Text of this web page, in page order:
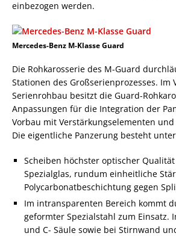
einbezogen werden.
Mercedes-Benz M-Klasse Guard
Die Rohkarosserie des M-Guard
Stationen des Großserienprozesses. Im
Serienrohbau besitzt die Guard-
Anpassungen für die Integration der
Vorbau mit Verstärkungselementen
Die eigentliche Panzerung besteht
Scheiben höchster optischer
Spezialglas, rundum einheitliche
Polycarbonatbeschichtung gegen
Im intransparenten Bereich kommt
geformter Spezialstahl zum Einsatz.
und C- Säule sowie bei Stirnwand